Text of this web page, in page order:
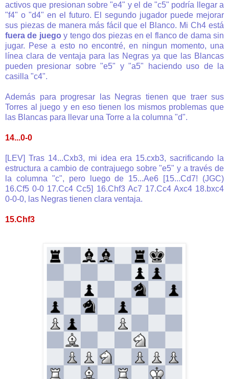
activos que presionan sobre "e4" y el de "c5" podría llegar a
"f4" o "d4" en el futuro. El segundo jugador puede mejorar
sus piezas de manera más fácil que el Blanco. Mi Ch4 está
fuera de juego y tengo dos piezas en el flanco de dama sin
jugar. Pese a esto no encontré, en ningun momento, una
línea clara de ventaja para las Negras ya que las Blancas
pueden presionar sobre "e5" y "a5" haciendo uso de la
casilla "c4".
Además para progresar las Negras tienen que traer sus
Torres al juego y en eso tienen los mismos problemas que
las Blancas para llevar una Torre a la columna "d".
14...0-0
[LEV] Tras 14...Cxb3, mi idea era 15.cxb3, sacrificando la
estructura a cambio de contrajuego sobre "e5" y a través de
la columna "c", pero luego de 15...Ae6 [15...Cd7! (JGC)
16.Cf5 0-0 17.Cc4 Cc5] 16.Chf3 Ac7 17.Cc4 Axc4 18.bxc4
0-0-0, las Negras tienen clara ventaja.
15.Chf3